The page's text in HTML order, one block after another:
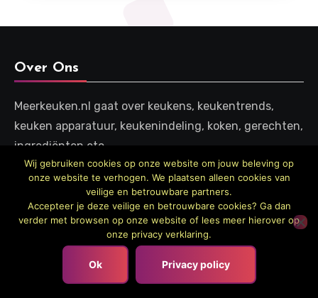
Over Ons
Meerkeuken.nl gaat over keukens, keukentrends,
keuken apparatuur, keukenindeling, koken, gerechten,
ingrediënten etc.
Wij gebruiken cookies op onze website om jouw beleving op
onze website te verhogen. We plaatsen alleen cookies van
veilige en betrouwbare partners.
Accepteer je deze veilige en betrouwbare cookies? Ga dan
verder met browsen op onze website of lees meer hierover op
onze privacy verklaring.
Ok Privacy policy